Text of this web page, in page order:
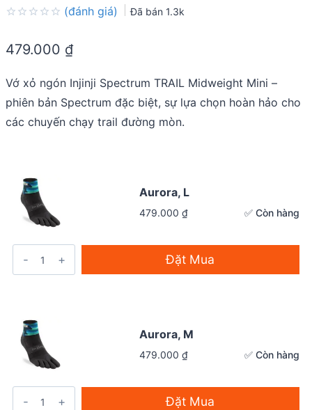
out
(đánh giá) Đã bán 1.3k
479.000 ₫
Vớ xỏ ngón Injinji Spectrum TRAIL Midweight Mini –
phiên bản Spectrum đặc biệt, sự lựa chọn hoàn hảo cho
các chuyến chạy trail đường mòn.
Aurora, L
479.000 ₫ ✅ Còn hàng
Đặt Mua
Aurora, M
479.000 ₫ ✅ Còn hàng
Đặt Mua